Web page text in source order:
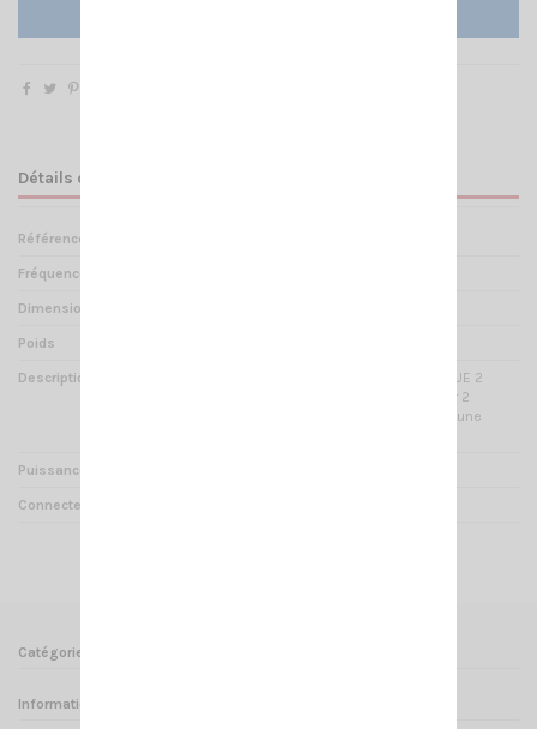
Détails du produit
Référence
Fréquences
Dimensions
Poids
Description
COMMUTATEUR AUTOMATIQUE 2
POSITIONS : permet d'utiliser 2
émetteurs/récepteurs avec une
Puissance admissible
Connecteur
Catégories
Informations